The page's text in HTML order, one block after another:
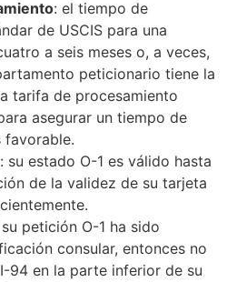
: el tiempo de
de USCIS para una
a seis meses o, a veces,
peticionario tiene la
tarifa de procesamiento
asegurar un tiempo de
favorable.
: su estado O-1 es válido hasta
de la validez de su tarjeta
su petición O-1 ha sido
consular, entonces no
94 en la parte inferior de su